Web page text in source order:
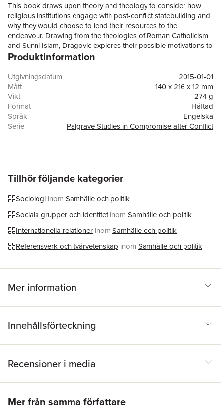
This book draws upon theory and theology to consider how
religious institutions engage with post-conflict statebuilding and
why they would choose to lend their resources to the
endeavour. Drawing from the theologies of Roman Catholicism
and Sunni Islam, Dragovic explores their possible motivations to
engage alongside the international community.
Produktinformation
Utgivningsdatum
2015-01-01
Mått
140 x 216 x 12 mm
Vikt
274 g
Format
Häftad
Språk
Engelska
Serie
Palgrave Studies in Compromise after Conflict
ISBN
9781349498079
Tillhör följande kategorier
Sociologi inom Samhälle och politik
Sociala grupper och identitet inom Samhälle och politik
Internationella relationer inom Samhälle och politik
Referensverk och tvärvetenskap inom Samhälle och politik
Mer information
Innehållsförteckning
Recensioner i media
Mer från samma författare